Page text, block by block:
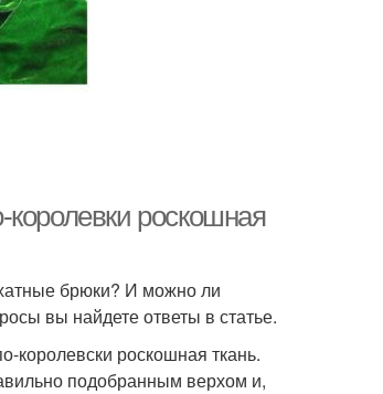
роскошная
брюки? И можно ли
вы найдете ответы в статье.
королевски роскошная ткань.
подобранным верхом и,